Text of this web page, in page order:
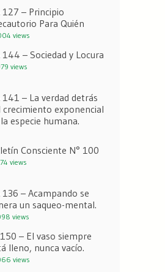
127 – Principio
Para Quién
views
144 – Sociedad y Locura
views
141 – La verdad detrás
crecimiento exponencial
especie humana.
Consciente N° 100
views
136 – Acampando se
un saqueo-mental.
views
– El vaso siempre
lleno, nunca vacío.
views